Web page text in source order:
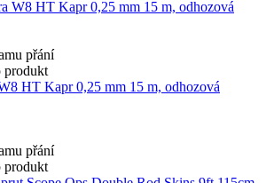
přání
produkt
HT Kapr 0,25 mm 15 m, odhozová
přání
produkt